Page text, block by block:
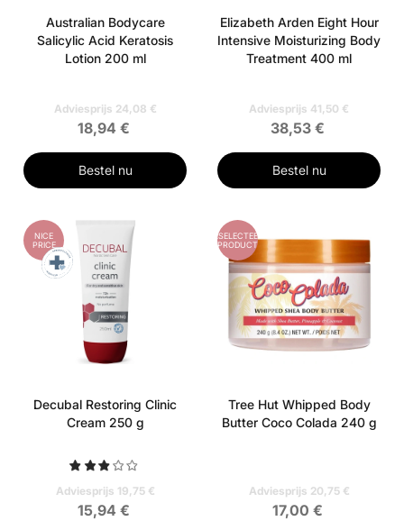
Australian Bodycare
Salicylic Acid Keratosis
Lotion 200 ml
Adviesprijs 24,08 €
18,94 €
Bestel nu
Elizabeth Arden Eight Hour
Intensive Moisturizing Body
Treatment 400 ml
Adviesprijs 41,50 €
38,53 €
Bestel nu
NICE
PRICE
Decubal Restoring Clinic
Cream 250 g
Adviesprijs 19,75 €
15,94 €
GESELECTEERD
PRODUCT
Tree Hut Whipped Body
Butter Coco Colada 240 g
Adviesprijs 20,75 €
17,00 €